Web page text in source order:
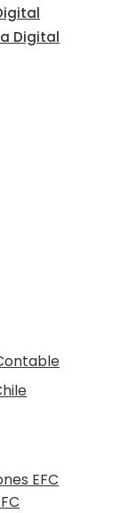
Digital
EFC